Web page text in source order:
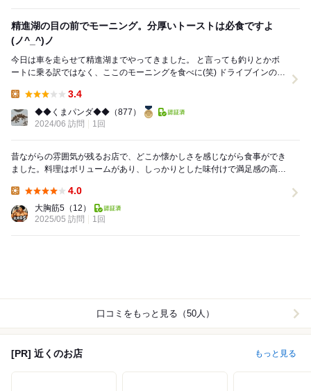
精進湖の目の前でモーニング。分厚いトーストは必食ですよ
(⁠ノ⁠^⁠_⁠^⁠)⁠ノ
今日は車を走らせて精進湖までやってきました。 と言っても釣りとかボ
ートに乗る訳ではなく、ここのモーニングを食べに(笑) ドライブインのよ
3.4
◆◆くまパンダ◆◆ （877）
2024/06 訪問
1回
昔ながらの雰囲気が残るお店で、どこか懐かしさを感じながら食事ができ
ました。料理はボリュームがあり、しっかりとした味付けで満足感の高い
4.0
大胸筋5 （12）
2025/05 訪問
1回
口コミをもっと見る（50人）
[PR] 近くのお店 もっと見る